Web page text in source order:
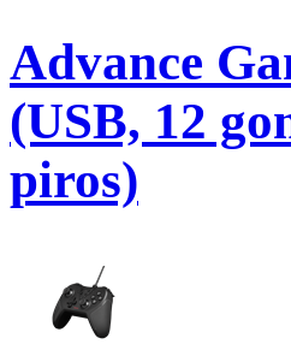
Advance
(USB, 12
piros)